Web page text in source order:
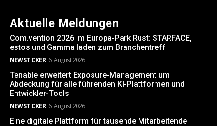
Aktuelle Meldungen
Com.vention 2026 im Europa-Park Rust: STARFACE,
estos und Gamma laden zum Branchentreff
NEWSTICKER 6. August 2026
Tenable erweitert Exposure-Management um
Abdeckung für alle führenden KI-Plattformen und
Entwickler-Tools
NEWSTICKER 6. August 2026
Eine digitale Plattform für tausende Mitarbeitende